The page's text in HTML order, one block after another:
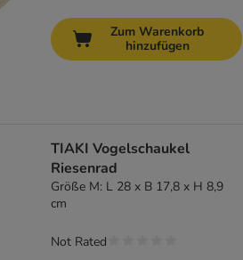
Zum Warenkorb
hinzufügen
TIAKI Vogelschaukel
Riesenrad
Größe M: L 28 x B 17,8 x H 8,9
cm
Not Rated